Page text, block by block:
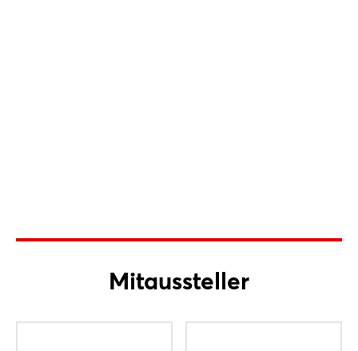
Mitaussteller